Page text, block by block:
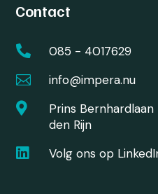
Contact
 085 - 4017629
 info@impera.nu

Prins
den Rijn
 Volg ons op